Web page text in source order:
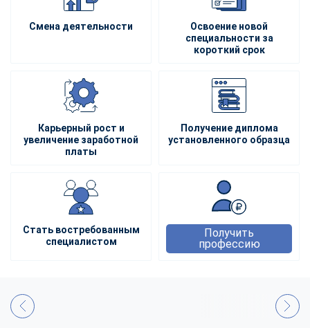
Смена деятельности
Освоение новой
специальности за
короткий срок
Карьерный рост и
увеличение заработной
платы
Получение диплома
установленного образца
Стать востребованным
специалистом
Получить
профессию